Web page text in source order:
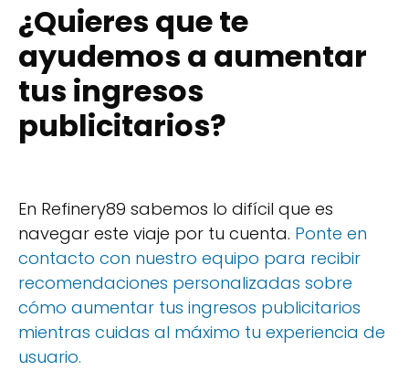
¿Quieres que te
ayudemos a aumentar
tus ingresos
publicitarios?
En Refinery89 sabemos lo difícil que es
navegar este viaje por tu cuenta. Ponte en
contacto con nuestro equipo para recibir
recomendaciones personalizadas sobre
cómo aumentar tus ingresos publicitarios
mientras cuidas al máximo tu experiencia de
usuario.